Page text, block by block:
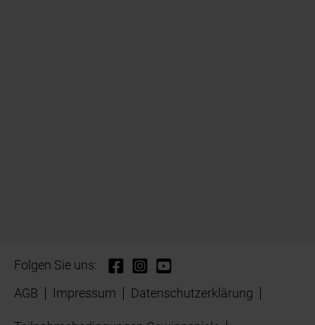
Folgen Sie uns:
AGB
Impressum Datenschutzerklärung